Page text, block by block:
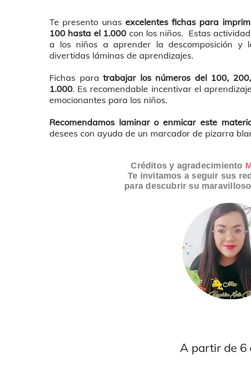
Te presento unas excelentes fichas para
100 hasta el 1.000 con los niños. Estas
a los niños a aprender la descomposición y
divertidas láminas de aprendizajes.
Fichas paratrabajar los números del 100,
1.000. Es recomendable incentivar el
emocionantes para los niños.
Recomendamos laminar o enmicar este
desees con ayuda de un marcador de pizarra
Créditos y agradecimiento
Te invitamos a seguir sus
para descubrir su
A partir de 6